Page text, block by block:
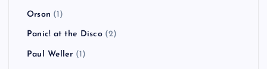
Orson (1)
Panic! at the Disco(2)
Paul Weller (1)